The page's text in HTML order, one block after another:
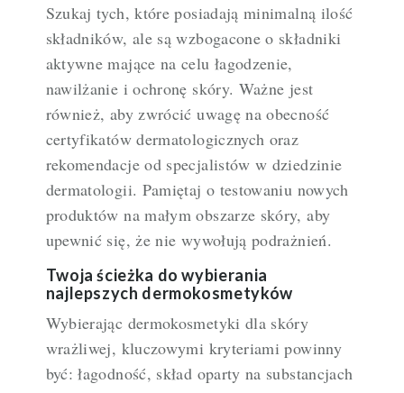
Szukaj tych, które posiadają minimalną ilość
składników, ale są wzbogacone o składniki
aktywne mające na celu łagodzenie,
nawilżanie i ochronę skóry. Ważne jest
również, aby zwrócić uwagę na obecność
certyfikatów dermatologicznych oraz
rekomendacje od specjalistów w dziedzinie
dermatologii. Pamiętaj o testowaniu nowych
produktów na małym obszarze skóry, aby
upewnić się, że nie wywołują podrażnień.
Twoja ścieżka do wybierania
najlepszych dermokosmetyków
Wybierając dermokosmetyki dla skóry
wrażliwej, kluczowymi kryteriami powinny
być: łagodność, skład oparty na substancjach